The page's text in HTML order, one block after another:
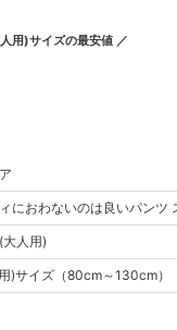
用)サイズの最安値 ／
におわないのは良いパンツ
大人用)
)サイズ （80cm～130cm）